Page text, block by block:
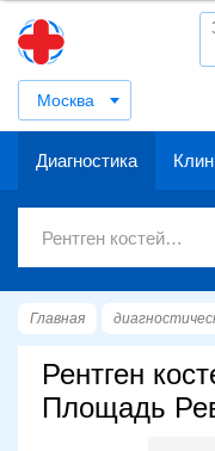
Москва
Диагностика
Главная
Рентген
Площадь